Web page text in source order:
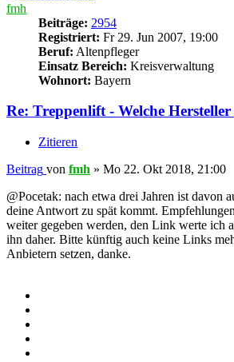
fmh
Beiträge: 2954
Registriert: Fr 29. Jun 2007, 19:00
Beruf: Altenpfleger
Einsatz Bereich: Kreisverwaltung
Wohnort: Bayern
Re: Treppenlift - Welche Hersteller
Zitieren
Beitrag von fmh » Mo 22. Okt 2018, 21:00
@Pocetak: nach etwa drei Jahren ist davon
deine Antwort zu spät kommt.
weiter gegeben werden, den Link werte ich
ihn daher. Bitte künftig auch keine Links
Anbietern setzen, danke.